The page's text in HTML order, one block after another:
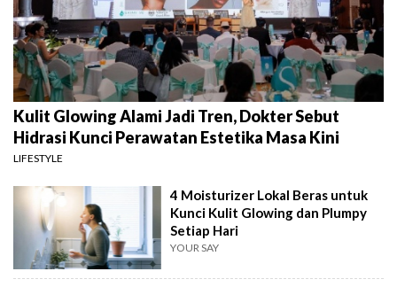
Kulit Glowing Alami Jadi Tren, Dokter Sebut
Hidrasi Kunci Perawatan Estetika Masa Kini
LIFESTYLE
4 Moisturizer Lokal Beras untuk
Kunci Kulit Glowing dan Plumpy
Setiap Hari
YOUR SAY